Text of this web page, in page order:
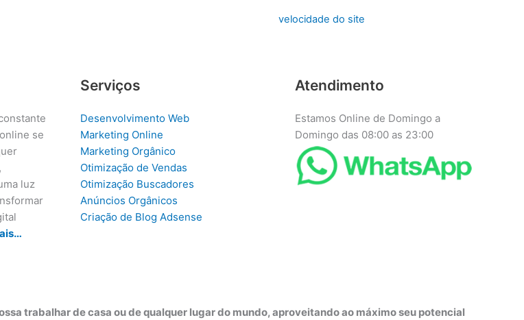
velocidade do site
se
luz
Serviços
Desenvolvimento Web
Marketing Online
Marketing Orgânico
Otimização de Vendas
Otimização Buscadores
Anúncios Orgânicos
Criação de Blog Adsense
Atendimento
Estamos Online de Domingo a
Domingo das 08:00 as 23:00
trabalhar de casa ou de qualquer lugar do mundo, aproveitando ao máximo seu potencial